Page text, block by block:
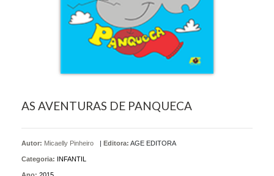
AS AVENTURAS DE PANQUECA
Autor: Micaelly Pinheiro | Editora: AGE EDITORA
Categoria: INFANTIL